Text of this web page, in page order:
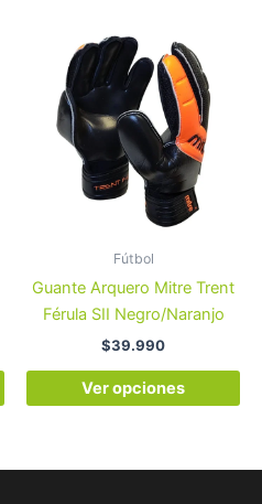
Fútbol
Guante Arquero Mitre Trent
Férula SII Negro/Naranjo
$39.990
Ver opciones